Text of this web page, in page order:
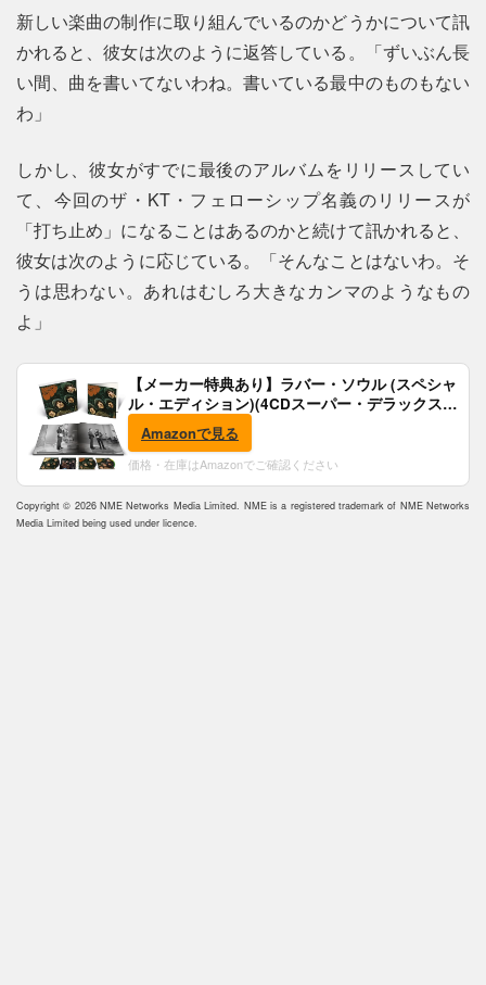
新しい楽曲の制作に取り組んでいるのかどうかについて訊
かれると、彼女は次のように返答している。「ずいぶん長
い間、曲を書いてないわね。書いている最中のものもない
わ」
しかし、彼女がすでに最後のアルバムをリリースしてい
て、今回のザ・KT・フェローシップ名義のリリースが
「打ち止め」になることはあるのかと続けて訊かれると、
彼女は次のように応じている。「そんなことはないわ。そ
うは思わない。あれはむしろ大きなカンマのようなもの
よ」
【メーカー特典あり】ラバー・ソウル (スペシャ
ル・エディション)(4CDスーパー・デラックス)
(完全生産限定盤)(SHM-CD)(特典:B2ポスター付)
Amazonで見る
価格・在庫はAmazonでご確認ください
Copyright © 2026 NME Networks Media Limited. NME is a registered trademark of NME Networks
Media Limited being used under licence.